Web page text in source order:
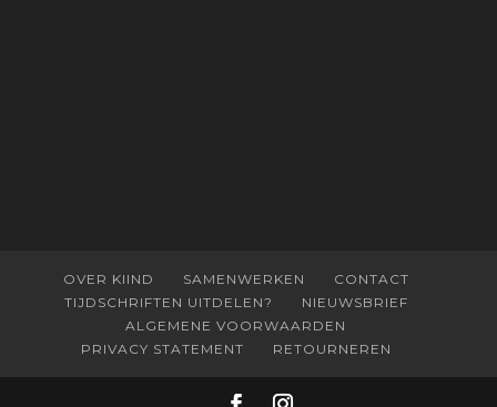
OVER KIIND SAMENWERKEN
CONTACT
TIJDSCHRIFTEN UITDELEN?
NIEUWSBRIEF
ALGEMENE VOORWAARDEN
PRIVACY STATEMENT
RETOURNEREN